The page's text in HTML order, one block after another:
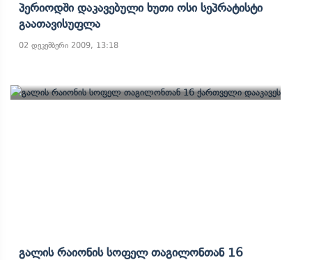
Პერიოდში Დაკავებული Ხუთი Ოსი Სეპრატისტი
Გაათავისუფლა
02 დეკემბერი 2009, 13:18
Გალის Რაიონის Სოფელ Თაგილონთან 16